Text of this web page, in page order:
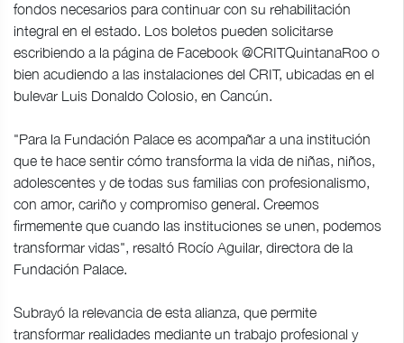
fondos necesarios para continuar con su rehabilitación
integral en el estado. Los boletos pueden solicitarse
escribiendo a la página de Facebook @CRITQuintanaRoo o
bien acudiendo a las instalaciones del CRIT, ubicadas en el
bulevar Luis Donaldo Colosio, en Cancún.
"Para la Fundación Palace es acompañar a una institución
que te hace sentir cómo transforma la vida de niñas, niños,
adolescentes y de todas sus familias con profesionalismo,
con amor, cariño y compromiso general. Creemos
firmemente que cuando las instituciones se unen, podemos
transformar vidas", resaltó Rocío Aguilar, directora de la
Fundación Palace.
Subrayó la relevancia de esta alianza, que permite
transformar realidades mediante un trabajo profesional y